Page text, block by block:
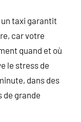
un taxi garantit
car votre
quand et où
le stress de
dans des
de grande